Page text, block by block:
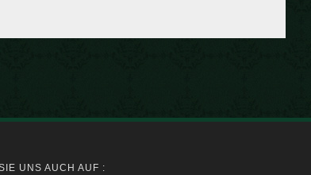
UNS AUCH AUF :